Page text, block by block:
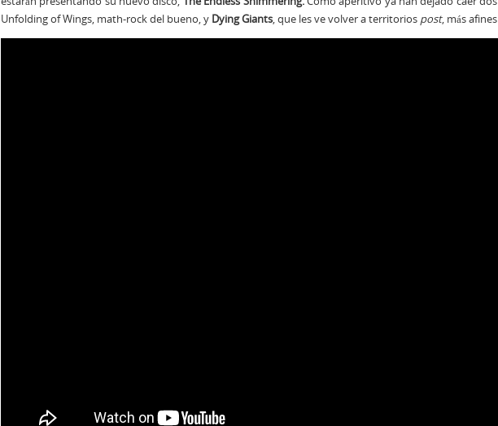
Unfolding of Wings, math-rock del bueno, y Dying Giants, que les ve volver a territorios post, más